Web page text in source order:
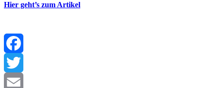
Hier geht’s zum Artikel
Facebook
Twitter